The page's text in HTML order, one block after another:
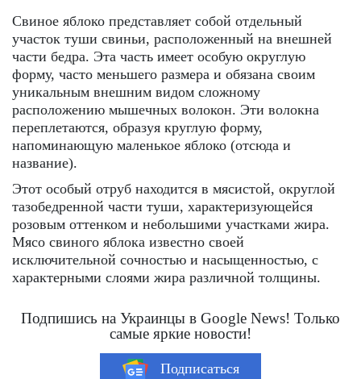
Свиное яблоко представляет собой отдельный
участок туши свиньи, расположенный на внешней
части бедра. Эта часть имеет особую округлую
форму, часто меньшего размера и обязана своим
уникальным внешним видом сложному
расположению мышечных волокон. Эти волокна
переплетаются, образуя круглую форму,
напоминающую маленькое яблоко (отсюда и
название).
Этот особый отруб находится в мясистой, округлой
тазобедренной части туши, характеризующейся
розовым оттенком и небольшими участками жира.
Мясо свиного яблока известно своей
исключительной сочностью и насыщенностью, с
характерными слоями жира различной толщины.
Подпишись на Украинцы в Google News! Только
самые яркие новости!
Подписаться